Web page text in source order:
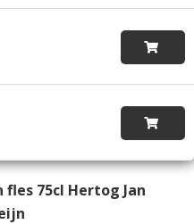
75cl Hertog Jan